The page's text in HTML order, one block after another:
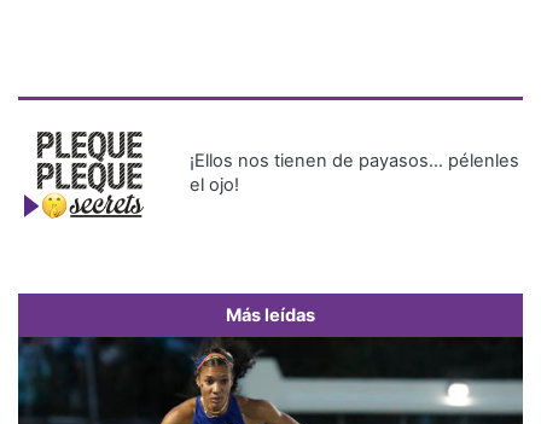
¡Ellos nos tienen de payasos… pélenles
el ojo!
Más leídas